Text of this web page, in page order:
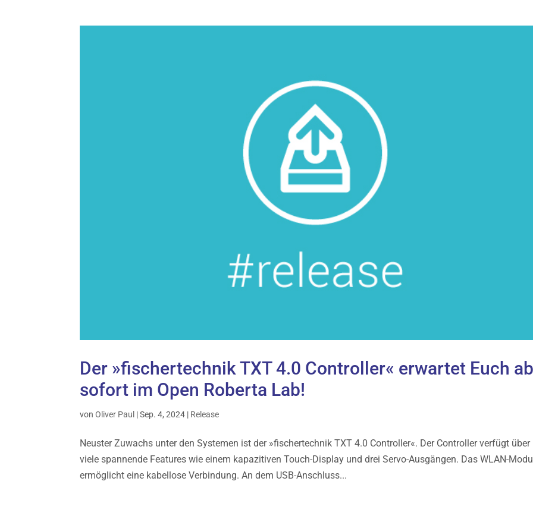
Der »fischertechnik TXT 4.0 Controller« erwartet Euch
sofort im Open Roberta Lab!
vonOliver Paul |Sep. 4, 2024 | Release
Neuster Zuwachs unter den Systemen ist der »fischertechnik TXT 4.0 Controller«. Der Controller verfügt über
viele spannende Features wie einem kapazitiven Touch-Display und drei Servo-Ausgängen. Das WLAN-
ermöglicht eine kabellose Verbindung. An dem USB-Anschluss...